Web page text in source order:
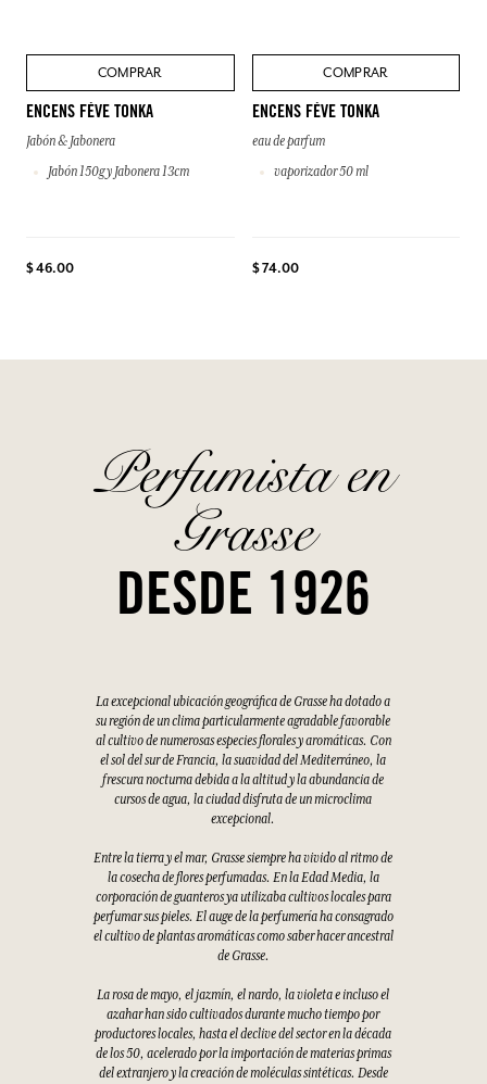
COMPRAR
ENCENS FÈVE TONKA
Jabón & Jabonera
Jabón 150g y Jabonera 13cm
$ 46.00
COMPRAR
ENCENS FÈVE TONKA
eau de parfum
vaporizador 50 ml
$ 74.00
Perfumista en
Grasse
DESDE 1926
La excepcional ubicación geográfica de Grasse ha dotado a
su región de un clima particularmente agradable favorable
al cultivo de numerosas especies florales y aromáticas. Con
el sol del sur de Francia, la suavidad del Mediterráneo, la
frescura nocturna debida a la altitud y la abundancia de
cursos de agua, la ciudad disfruta de un microclima
excepcional.
Entre la tierra y el mar, Grasse siempre ha vivido al ritmo de
la cosecha de flores perfumadas. En la Edad Media, la
corporación de guanteros ya utilizaba cultivos locales para
perfumar sus pieles. El auge de la perfumería ha consagrado
el cultivo de plantas aromáticas como saber hacer ancestral
de Grasse.
La rosa de mayo, el jazmín, el nardo, la violeta e incluso el
azahar han sido cultivados durante mucho tiempo por
productores locales, hasta el declive del sector en la década
de los 50, acelerado por la importación de materias primas
del extranjero y la creación de moléculas sintéticas. Desde